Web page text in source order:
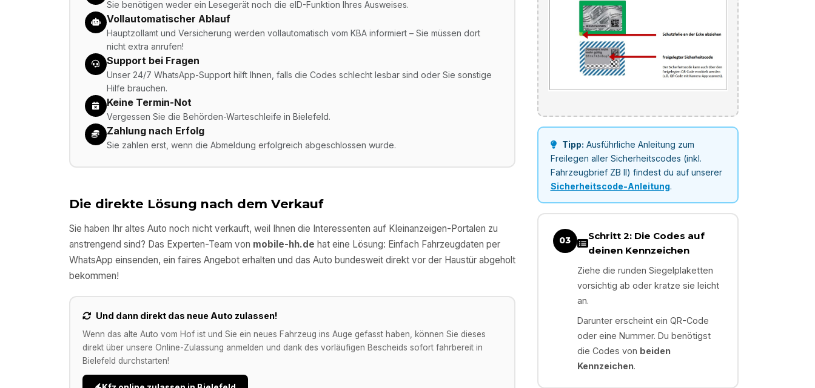
Sie benötigen weder ein Lesegerät noch die eID-Funktion Ihres Ausweises.
Vollautomatischer Ablauf
Hauptzollamt und Versicherung werden vollautomatisch vom KBA informiert – Sie müssen dort
nicht extra anrufen!
Support bei Fragen
Unser 24/7 WhatsApp-Support hilft Ihnen, falls die Codes schlecht lesbar sind oder Sie sonstige
Hilfe brauchen.
Keine Termin-Not
Vergessen Sie die Behörden-Warteschleife in Bielefeld.
Zahlung nach Erfolg
Sie zahlen erst, wenn die Abmeldung erfolgreich abgeschlossen wurde.
Die direkte Lösung nach dem Verkauf
Sie haben Ihr altes Auto noch nicht verkauft, weil Ihnen die Interessenten auf Kleinanzeigen-Portalen zu
anstrengend sind? Das Experten-Team von mobile-hh.de hat eine Lösung: Einfach Fahrzeugdaten per
WhatsApp einsenden, ein faires Angebot erhalten und das Auto bundesweit direkt vor der Haustür abgeholt
bekommen!
Und dann direkt das neue Auto zulassen!
Wenn das alte Auto vom Hof ist und Sie ein neues Fahrzeug ins Auge gefasst haben, können Sie dieses
direkt über unsere Online-Zulassung anmelden und dank des vorläufigen Bescheids sofort fahrbereit in
Bielefeld durchstarten!
Tipp: Ausführliche Anleitung zum
Freilegen aller Sicherheitscodes (inkl.
Fahrzeugbrief ZB II) findest du auf unserer
Sicherheitscode-Anleitung.
03
Schritt 2: Die Codes auf
deinen Kennzeichen
Ziehe die runden Siegelplaketten
vorsichtig ab oder kratze sie leicht
an.
Darunter erscheint ein QR-Code
oder eine Nummer. Du benötigst
die Codes von beiden
Kennzeichen.